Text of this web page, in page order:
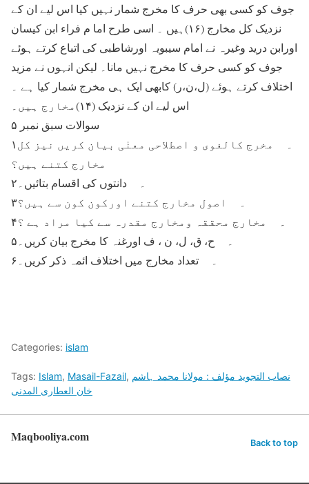
جوف کو کسی بھی حرف کا مخرج شمار نہیں کیا اس لیے ان کے
نزدیک کل مخارج (۱۶)ہیں ۔ اسی طرح اما م فراء ابن کیسان
اورابن درید وغیرہ نے امام سیبویہ اورشاطبی کی اتباع کرتے ہوئے
جوف کو کسی حرف کا مخرج نہیں مانا۔ لیکن انہوں نے مزید
اختلاف کرتے ہوئے (ل،ن،ر) کابھی ایک ہی مخرج شمار کیا ہے ۔
اس لیے ان کے نزدیک (۱۴)مخارج ہیں۔
سوالات سبق نمبر ۵
۱۔ مخرج کالغوی و اصطلاحی معنٰی بیان کریں نیز کل
مخارج کتنے ہیں؟
۲۔ دانتوں کی اقسام بتائیں۔
۳۔ اصول مخارج کتنے اورکون کون سے ہیں؟
۴۔ مخارج محققہ ومخارج مقدرہ سے کیا مراد ہے ؟
۵۔ ح، ق، ل، ن ، ف اورغنہ کا مخرج بیان کریں۔
۶۔ تعداد مخارج میں اختلاف ائمہ ذکر کریں۔
Categories: islam
Tags: Islam, Masail-Fazail, نصاب التجوید مؤلف : مولانا محمد ہاشم
خان العطاری المدنی
Maqbooliya.com Back to top